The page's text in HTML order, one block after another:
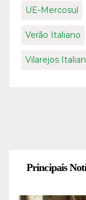
UE-Mercosul
Verão Italiano
Vilarejos
Principais